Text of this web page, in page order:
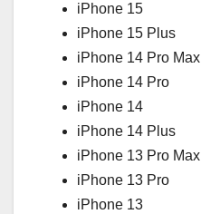
iPhone 15
iPhone 15 Plus
iPhone 14 Pro Max
iPhone 14 Pro
iPhone 14
iPhone 14 Plus
iPhone 13 Pro Max
iPhone 13 Pro
iPhone 13